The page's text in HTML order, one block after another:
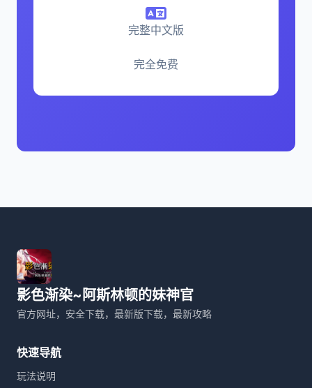
完整中文版
完全免费
影色渐染~阿斯林顿的妹神官
官方网址，安全下载，最新版下载，最新攻略
快速导航
玩法说明